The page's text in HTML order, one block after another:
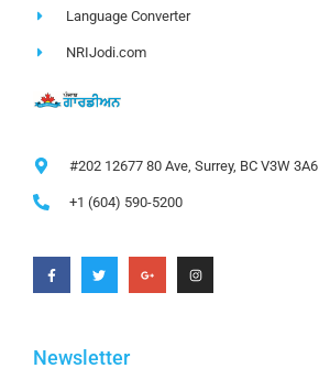
Language Converter
NRIJodi.com
#202 12677 80 Ave, Surrey, BC V3W 3A6
+1 (604) 590-5200
Newsletter